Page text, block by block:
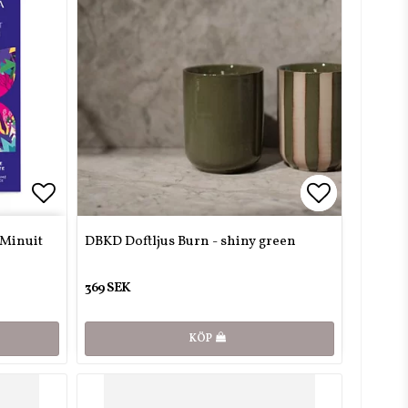
Lägg till i favoritlistan
Minuit
DBKD Doftljus Burn - shiny green
369 SEK
KÖP